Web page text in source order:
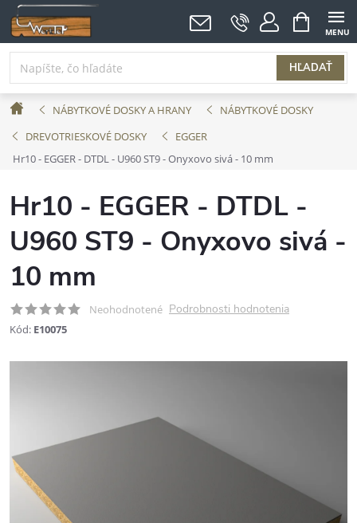
Prejsť
na
obsah
HĽADAŤ
NÁKUPNÝ
KOŠÍK
DomovNÁBYTKOVÉ DOSKY A HRANY
NÁBYTKOVÉ DOSKY
DREVOTRIESKOVÉ DOSKY
EGGER
Hr10 - EGGER - DTDL - U960 ST9 - Onyxovo sivá - 10 mm
Hr10 - EGGER - DTDL -
U960 ST9 - Onyxovo sivá -
10 mm
Neohodnotené Podrobnosti hodnotenia
Kód: E10075